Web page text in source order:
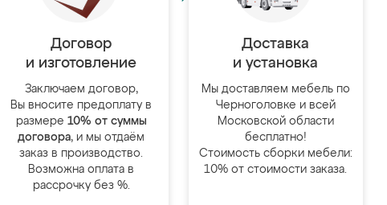
Договор
и изготовление
Заключаем договор,
Вы вносите предоплату в
размере 10% от суммы
договора, и мы отдаём
заказ в производство.
Возможна оплата в
рассрочку без %.
Доставка
и установка
Мы доставляем мебель по
Черноголовке и всей
Московской области
бесплатно!
Стоимость сборки мебели:
10% от стоимости заказа.